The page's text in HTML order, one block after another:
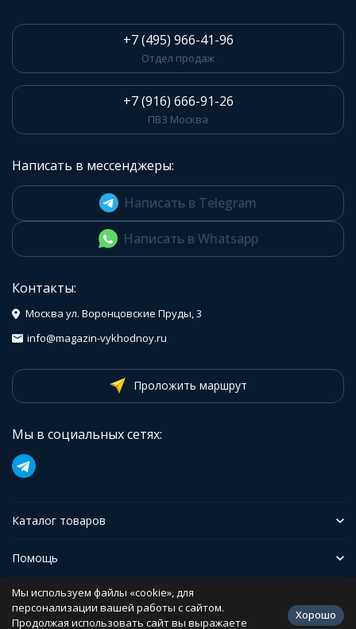
+7 (495) 966-41-96
Отдел продаж
+7 (916) 666-91-26
ПВЗ Москва
Написать в мессенджеры:
Написать в Telegram
Написать в Whatsapp
Контакты:
Москва ул. Воронцовские Пруды, 3
info@magazin-vykhodnoy.ru
Проложить маршрут
Мы в социальных сетях:
Каталог товаров
Помощь
Иформация
Мы используем файлы «cookie», для
персонализации вашей работы с сайтом.
Продолжая использовать сайт вы выражаете
Хорошо